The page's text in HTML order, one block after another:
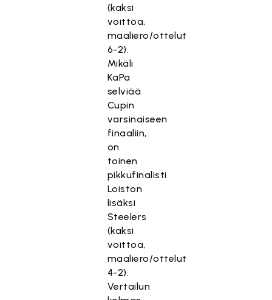
(kaksi
voittoa,
maaliero/ottelut
6-2).
Mikäli
KaPa
selviää
Cupin
varsinaiseen
finaaliin,
on
toinen
pikkufinalisti
Loiston
lisäksi
Steelers
(kaksi
voittoa,
maaliero/ottelut
4-2).
Vertailun